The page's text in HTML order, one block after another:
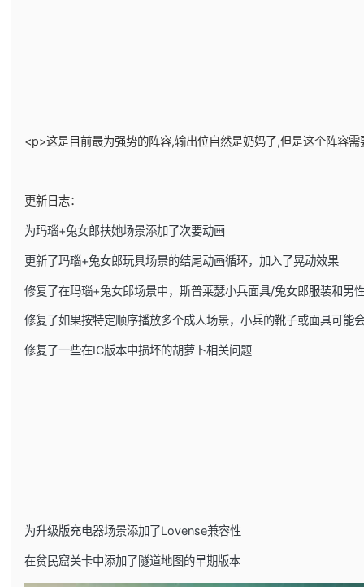
<p>这是目前最为强势的阵容,输出位自然是奶妈了,但是这个阵容
更新日志：
为玛瑙+兔女郎扶她场景添加了次要动画
更新了玛瑙+兔女郎玩具场景的结尾动画循环，加入了晃动效果
修复了在玛瑙+兔女郎场景中，斯普莱瑟小兵面具/兔女郎服装和男
修复了如果按特定顺序播放多个成人场景，小兵的靴子或面具可能
修复了一些在IC版本中损坏的胡萝卜相关问题
为升级版充电器场景添加了Lovense兼容性
在贫民窟关卡中添加了隧道地图的早期版本